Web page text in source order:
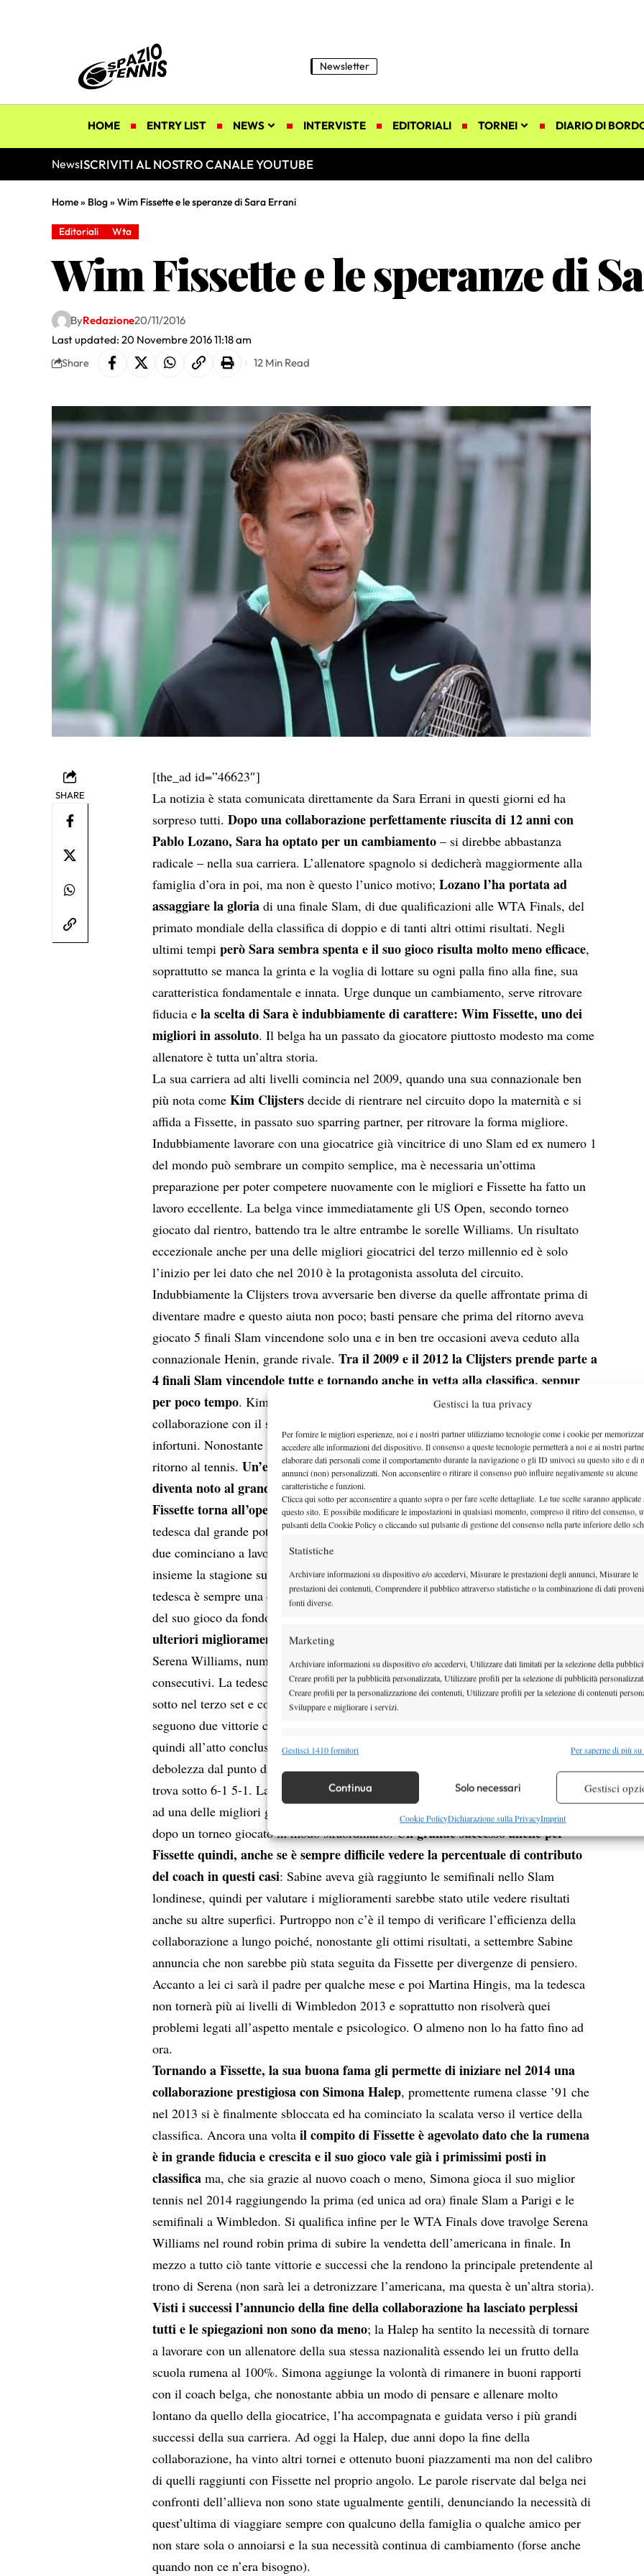
Gestisci la tua privacy
Per fornire le migliori esperienze, noi e i nostri partner utilizziamo tecnologie come i cookie per
accedere alle informazioni del dispositivo. Il consenso a queste tecnologie permetterà a noi e ai nostri
elaborare dati personali come il comportamento durante la navigazione o gli ID univoci su questo sito e di
annunci (non) personalizzati. Non acconsentire o ritirare il consenso può influire negativamente su alcune
caratteristiche e funzioni.
Clicca qui sotto per acconsentire a quanto sopra o per fare scelte dettagliate. Le tue scelte saranno applicate
questo sito. È possibile modificare le impostazioni in qualsiasi momento, compreso il ritiro del consenso,
pulsanti della Cookie Policy o cliccando sul pulsante di gestione del consenso nella parte inferiore dello
Statistiche
Archiviare informazioni su dispositivo e/o accedervi, Misurare le prestazioni degli annunci, Misurare le
prestazioni dei contenuti, Comprendere il pubblico attraverso statistiche o la combinazione di dati
fonti diverse.
Marketing
Archiviare informazioni su dispositivo e/o accedervi, Utilizzare dati limitati per la selezione della
Creare profili per la pubblicità personalizzata, Utilizzare profili per la selezione di pubblicità
Creare profili per la personalizzazione dei contenuti, Utilizzare profili per la selezione di contenuti
Sviluppare e migliorare i servizi.
Funzionalità
Identificare i dispositivi in base alle informazioni trasmesse automaticamente.
Garantire la sicurezza, prevenire e rilevare frodi, correggere errori,
Erogare e presentare pubblicità e contenuto, Salvare e comunicare le
scelte sulla privacy.
Gestisci 1410 fornitori Per saperne di più
Continua Solo necessari Gestisci
Cookie PolicyDichiarazione sulla PrivacyImprint
Newsletter
HOME ENTRY LIST NEWS INTERVISTE EDITORIALI TORNEI DIARIO DI
NewsISCRIVITI AL NOSTRO CANALE YOUTUBE
Home» Blog» Wim Fissette e le speranze di Sara Errani
Editoriali Wta
Wim Fissette e le speranze di
Last updated: 20 Novembre 2016 11:18 am
ByRedazione20/11/2016
Share 12 Min Read
SHARE
[the_ad id=”46623″]
La notizia è stata comunicata direttamente daSara Errani in questi giorni ed ha
sorpreso tutti.Dopo una collaborazione perfettamente riuscita di 12 anni con
Pablo Lozano, Sara ha optato per un cambiamento – si direbbe abbastanza
radicale – nella sua carriera. L’allenatore spagnolo si dedicherà maggiormente alla
famiglia d’ora in poi, ma non è questo l’unico motivo;Lozano l’ha portata ad
assaggiare la gloria di una finale Slam, di due qualificazioni alleWTA Finals, del
primato mondiale della classifica di doppio e di tanti altri ottimi risultati. Negli
ultimi tempiperò Sara sembra spenta e il suo gioco risulta molto meno efficace,
soprattutto se manca la grinta e la voglia di lottare su ogni palla fino alla fine, sua
caratteristica fondamentale e innata. Urge dunque un cambiamento, serve ritrovare
fiducia ela scelta di Sara è indubbiamente di carattere: Wim Fissette, uno dei
migliori in assoluto. Il belga ha un passato da giocatore piuttosto modesto ma come
allenatore è tutta un’altra storia.
La sua carriera ad alti livelli comincia nel 2009, quando una sua connazionale ben
più nota comeKim Clijsters decide di rientrare nel circuito dopo la maternità e si
affida a Fissette, in passato suo sparring partner, per ritrovare la forma migliore.
Indubbiamente lavorare con una giocatrice già vincitrice di uno Slam ed ex numero 1
del mondo può sembrare un compito semplice, ma è necessaria un’ottima
preparazione per poter competere nuovamente con le migliori e Fissette ha fatto un
lavoro eccellente. La belga vince immediatamente gli US Open, secondo torneo
giocato dal rientro, battendo tra le altre entrambe le sorelle Williams. Un risultato
eccezionale anche per una delle migliori giocatrici del terzo millennio ed è solo
l’inizio per lei dato che nel 2010 è la protagonista assoluta del circuito.
Indubbiamente la Clijsters trova avversarie ben diverse da quelle affrontate prima di
diventare madre e questo aiuta non poco; basti pensare che prima del ritorno aveva
giocato 5 finali Slam vincendone solo una e in ben tre occasioni aveva ceduto alla
connazionale Henin, grande rivale.Tra il 2009 e il 2012 la Clijsters prende parte a
4 finali Slam vincendole tutte e tornando anche in vetta alla classifica, seppur
per poco tempo. Kim però nel settembre del 2011 decide di porre fine alla
collaborazione con il suo allenatore e pochi mesi dopo è costretta al ritiro per i troppi
infortuni. Nonostante i problemi fisici è stata la giocatrice più vincente dal suo
ritorno al tennis.Un’esperienza molto positiva anche per Fissette comunque, che
diventa noto al grande pubblico e sempre più richiesto
Fissette torna all’opera diversi mesi dopo al fianco di Sabine Lisicki, una giovane
tedesca dal grande potenziale ma con grossi limiti nella gestione mentale del gioco. I
due cominciano a lavorare insieme prima del Roland Garros del 2013 e preparano
insieme la stagione su erba, da sempre la preferita di Sabine. A Wimbledon la
tedesca è sempre una delle più pericolose grazie al grande servizio e all’adattabilità
del suo gioco da fondo alla superficie ma accanto a
ulteriori miglioramenti.
In questa edizione la Lisicki giunge agli ottavi dove trova
Serena Williams, numero 1 del mondo, padrona di casa e imbattuta da 34 matches
consecutivi. La tedesca compie l’impresa quasi impossibile, recuperando da 3-0
sotto nel terzo set e conquistando i quarti di finale. Alla più bella vittoria in carriera
seguono due vittorie contro Kanepi e la più forte delle sorelle Radwanska, giungendo
quindi all’atto conclusivo contro Marion Bartoli. Qui a fermarla è la testa, la sua
debolezza dal punto di vista mentale che la paralizza: in poco tempo la tedesca si
trova sotto 6-1 5-1. La francese chiude quella partita qualche game dopo impedendo
ad una delle migliori giocatrici su erba del circuito di porre la ciliegina sulla torta
dopo un torneo giocato in modo straordinario.Un grande successo anche per
Fissette quindi, anche se è sempre difficile vedere la percentuale di contributo
del coach in questi casi: Sabine aveva già raggiunto le semifinali nello Slam
londinese, quindi per valutare i miglioramenti sarebbe stato utile vedere risultati
anche su altre superfici. Purtroppo non c’è il tempo di verificare l’efficienza della
collaborazione a lungo poiché, nonostante gli ottimi risultati, a settembre Sabine
annuncia che non sarebbe più stata seguita da Fissette per divergenze di pensiero.
Accanto a lei ci sarà il padre per qualche mese e poi Martina Hingis, ma la tedesca
non tornerà più ai livelli di Wimbledon 2013 e soprattutto non risolverà quei
problemi legati all’aspetto mentale e psicologico. O almeno non lo ha fatto fino ad
ora.
Tornando a Fissette, la sua buona fama gli permette di iniziare nel 2014 una
collaborazione prestigiosa con Simona Halep, promettente rumena classe ’91 che
nel 2013 si è finalmente sbloccata ed ha cominciato la scalata verso il vertice della
classifica. Ancora una voltail compito di Fissette è agevolato dato che la rumena
è in grande fiducia e crescita e il suo gioco vale già i primissimi posti in
classifica ma, che sia grazie al nuovo coach o meno, Simona gioca il suo miglior
tennis nel 2014 raggiungendo la prima (ed unica ad ora) finale Slam a Parigi e le
semifinali a Wimbledon. Si qualifica infine per le WTA Finals dove travolge Serena
Williams nel round robin prima di subire la vendetta dell’americana in finale. In
mezzo a tutto ciò tante vittorie e successi che la rendono la principale pretendente al
trono di Serena (non sarà lei a detronizzare l’americana, ma questa è un’altra storia).
Visti i successi l’annuncio della fine della collaborazione ha lasciato perplessi
tutti e le spiegazioni non sono da meno; la Halep ha sentito la necessità di tornare
a lavorare con un allenatore della sua stessa nazionalità essendo lei un frutto della
scuola rumena al 100%. Simona aggiunge la volontà di rimanere in buoni rapporti
con il coach belga, che nonostante abbia un modo di pensare e allenare molto
lontano da quello della giocatrice, l’ha accompagnata e guidata verso i più grandi
successi della sua carriera. Ad oggi la Halep, due anni dopo la fine della
collaborazione, ha vinto altri tornei e ottenuto buoni piazzamenti ma non del calibro
di quelli raggiunti con Fissette nel proprio angolo. Le parole riservate dal belga nei
confronti dell’allieva non sono state ugualmente gentili, denunciando la necessità di
quest’ultima di viaggiare sempre con qualcuno della famiglia o qualche amico per
non stare sola o annoiarsi e la sua necessità continua di cambiamento (forse anche
quando non ce n’era bisogno).